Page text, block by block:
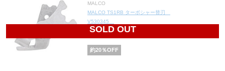
SOLD OUT
MALCO
MALCO TS1RB ターボシャー替刃
V530345
3,588
約20％OFF